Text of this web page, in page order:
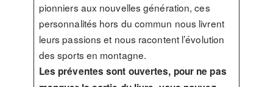
pionniers aux nouvelles génération, ces
personnalités hors du commun nous livrent
leurs passions et nous racontent l’évolution
des sports en montagne.
Les préventes sont ouvertes, pour ne pas